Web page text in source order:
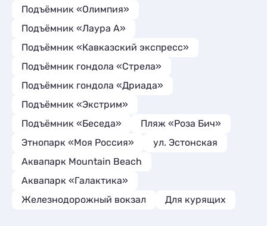
Подъёмник «Олимпия»
Подъёмник «Лаура А»
Подъёмник «Кавказский экспресс»
Подъёмник гондола «Стрела»
Подъёмник гондола «Дриада»
Подъёмник «Экстрим»
Подъёмник «Беседа»
Пляж «Роза Бич»
Этнопарк «Моя Россия»
ул. Эстонская
Аквапарк Mountain Beach
Аквапарк «Галактика»
Железнодорожный вокзал
Для курящих